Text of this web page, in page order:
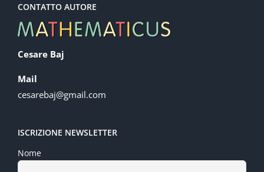
CONTATTO AUTORE
Cesare Baj
Mail
cesarebaj@gmail.com
ISCRIZIONE NEWSLETTER
Nome